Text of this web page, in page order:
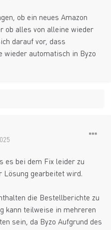
ob ein neues Amazon
ob alles von alleine wieder
darauf vor, dass
wieder automatisch in Byzo
es bei dem Fix leider zu
Lösung gearbeitet wird.
die Bestellberichte zu
kann teilweise in mehreren
sein, da Byzo Aufgrund des